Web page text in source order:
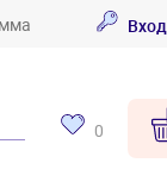
Вход
0